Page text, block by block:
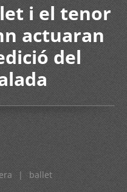
i el tenor
actuaran
del
| ballet